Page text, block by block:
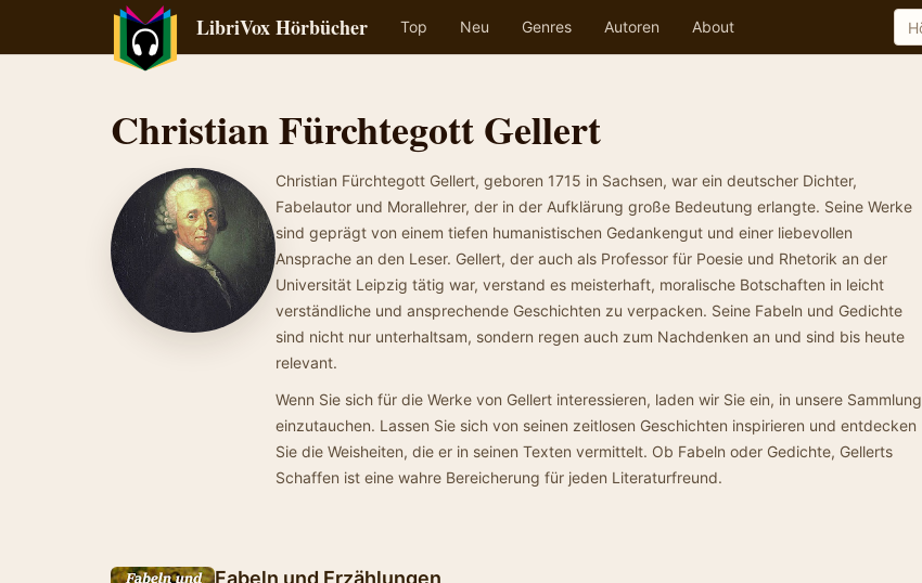
LibriVox Hörbücher Top Neu Genres Autoren About
Christian Fürchtegott Gellert
Christian Fürchtegott Gellert, geboren 1715 in Sachsen, war ein deutscher Dichter,
Fabelautor und Morallehrer, der in der Aufklärung große Bedeutung erlangte. Seine Werke
sind geprägt von einem tiefen humanistischen Gedankengut und einer liebevollen
Ansprache an den Leser. Gellert, der auch als Professor für Poesie und Rhetorik an der
Universität Leipzig tätig war, verstand es meisterhaft, moralische Botschaften in leicht
verständliche und ansprechende Geschichten zu verpacken. Seine Fabeln und Gedichte
sind nicht nur unterhaltsam, sondern regen auch zum Nachdenken an und sind bis heute
relevant.
Wenn Sie sich für die Werke von Gellert interessieren, laden wir Sie ein, in unsere Sammlung
einzutauchen. Lassen Sie sich von seinen zeitlosen Geschichten inspirieren und entdecken
Sie die Weisheiten, die er in seinen Texten vermittelt. Ob Fabeln oder Gedichte, Gellerts
Schaffen ist eine wahre Bereicherung für jeden Literaturfreund.
Fabeln und Erzählungen